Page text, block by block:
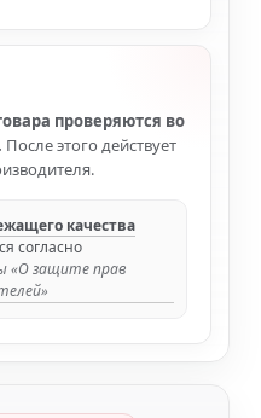
проверяются во
После этого действует
качества
согласно
«О защите прав